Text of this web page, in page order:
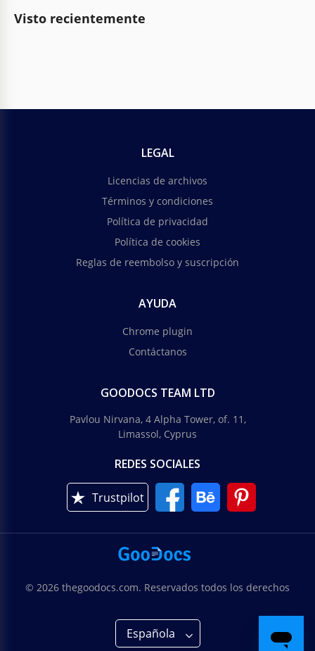
Visto recientemente
LEGAL
Licencias de archivos
Términos y condiciones
Política de privacidad
Política de cookies
Reglas de reembolso y suscripción
AYUDA
Chrome plugin
Contáctanos
GOODOCS TEAM LTD
Pavlou Nirvana, 4 Alpha Tower, of. 11,
Limassol, Cyprus
REDES SOCIALES
Trustpilot
© 2026 thegoodocs.com. Reservados todos los derechos
Española